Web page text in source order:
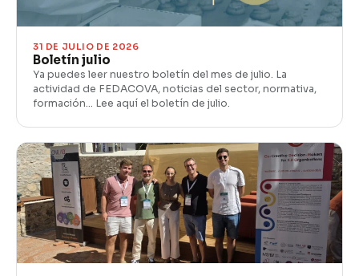
31 DE JULIO DE 2026
Boletín julio
Ya puedes leer nuestro boletín del mes de julio. La
actividad de FEDACOVA, noticias del sector, normativa,
formación… Lee aquí el boletín de julio.